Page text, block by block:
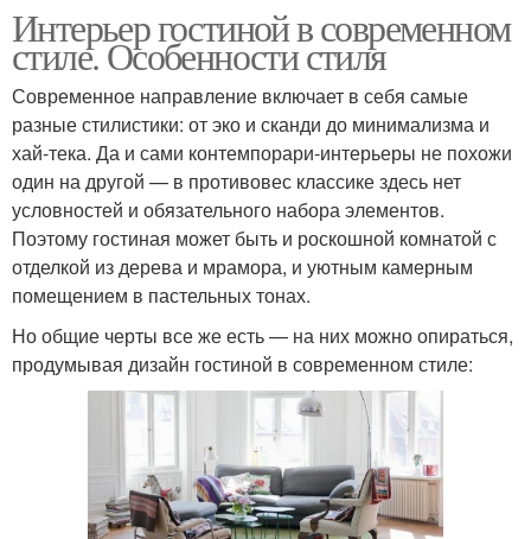
Интерьер гостиной в современном
стиле. Особенности стиля
Современное направление включает в себя самые
разные стилистики: от эко и сканди до минимализма и
хай-тека. Да и сами контемпорари-интерьеры не похожи
один на другой — в противовес классике здесь нет
условностей и обязательного набора элементов.
Поэтому гостиная может быть и роскошной комнатой с
отделкой из дерева и мрамора, и уютным камерным
помещением в пастельных тонах.
Но общие черты все же есть — на них можно опираться,
продумывая дизайн гостиной в современном стиле: